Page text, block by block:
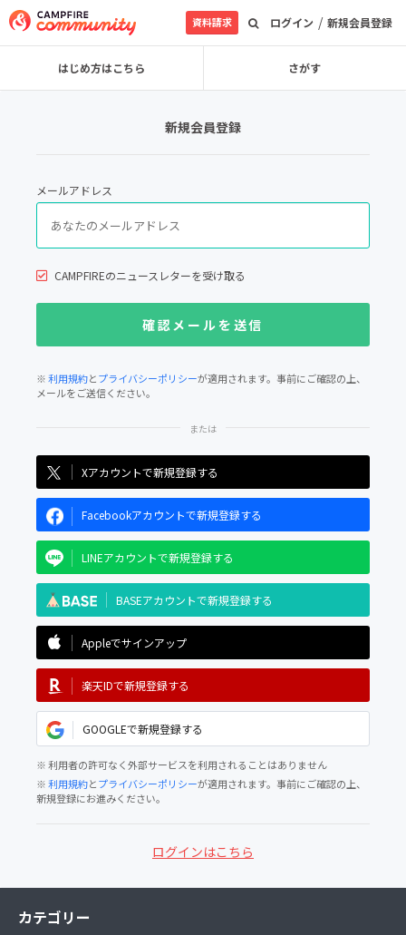
ログイン / 新規会員登録
資料請求
はじめ方はこちら さがす
新規会員登録
メールアドレス
CAMPFIREのニュースレターを受け取る
※利用規約とプライバシーポリシーが適用されます。事前にご確認の上、
メールをご送信ください。
Xアカウントで新規登録する
Facebookアカウントで新規登録する
LINEアカウントで新規登録する
BASEアカウントで新規登録する
Appleでサインアップ
楽天IDで新規登録する
GOOGLEで新規登録する
※ 利用者の許可なく外部サービスを利用されることはありません
※利用規約とプライバシーポリシーが適用されます。事前にご確認の上、
新規登録にお進みください。
ログインはこちら
カテゴリー